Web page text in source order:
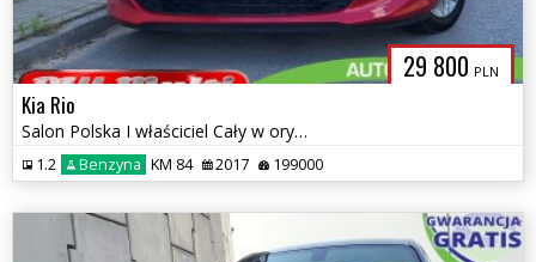
29 800 PLN
Kia Rio
Salon Polska I właściciel Cały w oryginale ZAMIANA GWARANCJA!
1.2 Benzyna KM 84 2017 199000